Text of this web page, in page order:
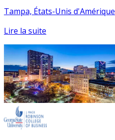
Tampa, États-Unis d'Amérique
Lire la suite